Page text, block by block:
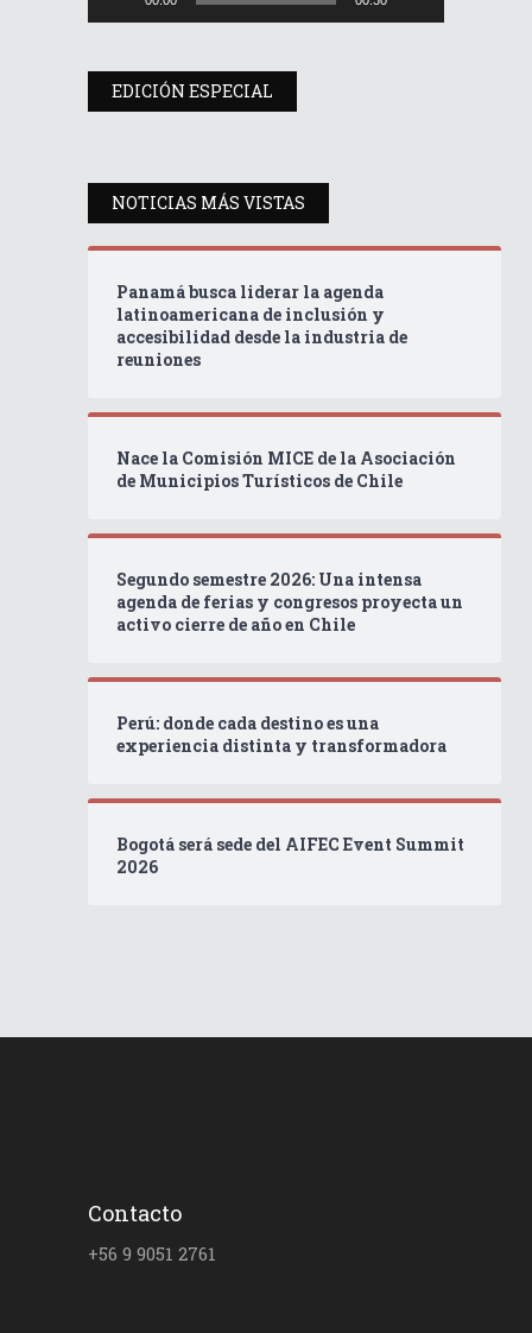
EDICIÓN ESPECIAL
NOTICIAS MÁS VISTAS
Panamá busca liderar la agenda
latinoamericana de inclusión y
accesibilidad desde la industria de
reuniones
Nace la Comisión MICE de la Asociación
de Municipios Turísticos de Chile
Segundo semestre 2026: Una intensa
agenda de ferias y congresos proyecta un
activo cierre de año en Chile
Perú: donde cada destino es una
experiencia distinta y transformadora
Bogotá será sede del AIFEC Event Summit
2026
Contacto
+56 9 9051 2761